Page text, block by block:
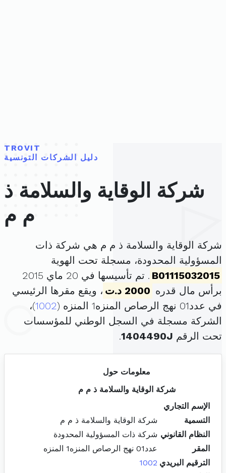
TROVIT
دليل الشركات التونسية
شركة الوقاية والسلامة ذ
م م
شركة الوقاية والسلامة ذ م م هي شركة ذات
المسؤولية المحدودة، مسجلة تحت الهوية
B01115032015
. تم تأسيسها في 20 ماي 2015
برأس مال قدره 2000 د.ت
، ويقع مقرها الرئيسي
في عدد01 نهج الرصاص المنزه1 المنزه (
1002)،
الشركة مسجلة في السجل الوطني للمؤسسات
تحت الرقم 1404490J
.
معلومات حول
شركة الوقاية والسلامة ذ م م
الإسم التجاري
التسمية
شركة الوقاية والسلامة ذ م م
النظام القانوني شركة ذات المسؤولية المحدودة
المقر
عدد01 نهج الرصاص المنزه1 المنزه
الترقيم البريدي 1002